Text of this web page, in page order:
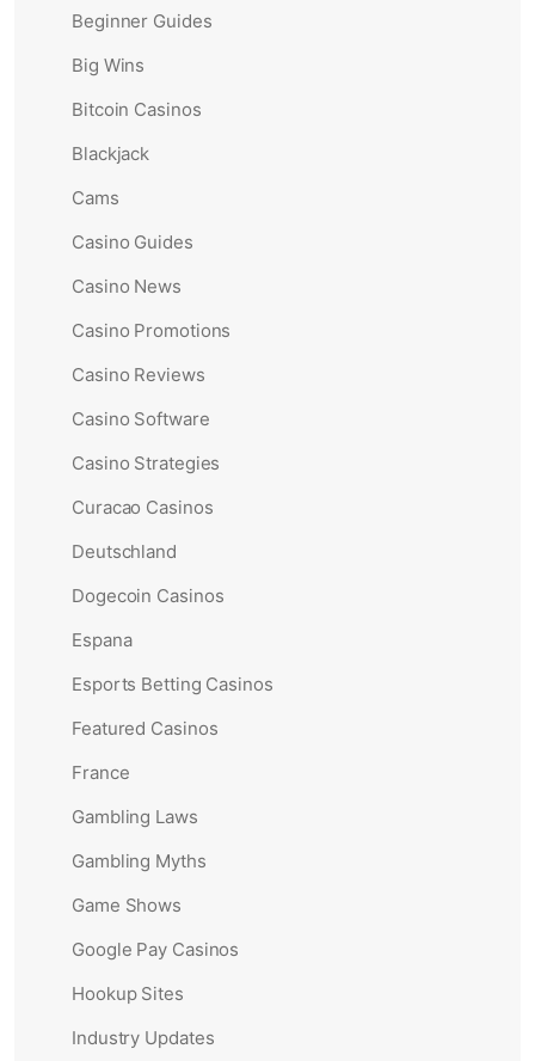
Beginner Guides
Big Wins
Bitcoin Casinos
Blackjack
Cams
Casino Guides
Casino News
Casino Promotions
Casino Reviews
Casino Software
Casino Strategies
Curacao Casinos
Deutschland
Dogecoin Casinos
Espana
Esports Betting Casinos
Featured Casinos
France
Gambling Laws
Gambling Myths
Game Shows
Google Pay Casinos
Hookup Sites
Industry Updates